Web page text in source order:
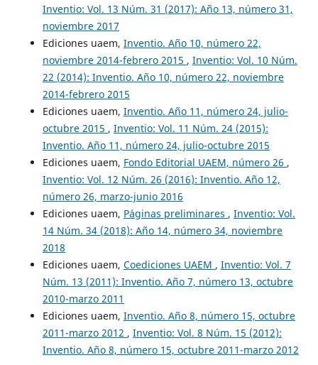
Inventio: Vol. 13 Núm. 31 (2017): Año 13, número 31,
noviembre 2017
Ediciones uaem, Inventio. Año 10, número 22,
noviembre 2014-febrero 2015 , Inventio: Vol. 10 Núm.
22 (2014): Inventio. Año 10, número 22, noviembre
2014-febrero 2015
Ediciones uaem, Inventio. Año 11, número 24, julio-
octubre 2015 , Inventio: Vol. 11 Núm. 24 (2015):
Inventio. Año 11, número 24, julio-octubre 2015
Ediciones uaem, Fondo Editorial UAEM, número 26 ,
Inventio: Vol. 12 Núm. 26 (2016): Inventio. Año 12,
número 26, marzo-junio 2016
Ediciones uaem, Páginas preliminares , Inventio: Vol.
14 Núm. 34 (2018): Año 14, número 34, noviembre
2018
Ediciones uaem, Coediciones UAEM , Inventio: Vol. 7
Núm. 13 (2011): Inventio. Año 7, número 13, octubre
2010-marzo 2011
Ediciones uaem, Inventio. Año 8, número 15, octubre
2011-marzo 2012 , Inventio: Vol. 8 Núm. 15 (2012):
Inventio. Año 8, número 15, octubre 2011-marzo 2012